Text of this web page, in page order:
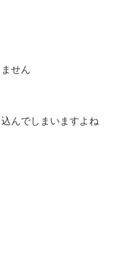
せん
んでしまいますよね